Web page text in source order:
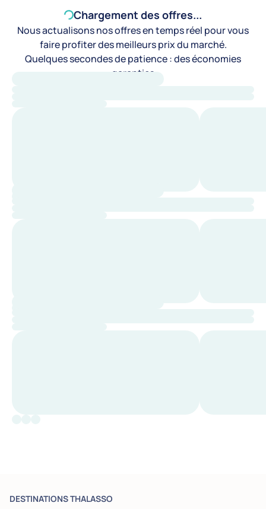
Chargement des offres...
Nous actualisons nos offres en temps réel pour vous
faire profiter des meilleurs prix du marché.
Quelques secondes de patience : des économies
garanties
DESTINATIONS THALASSO